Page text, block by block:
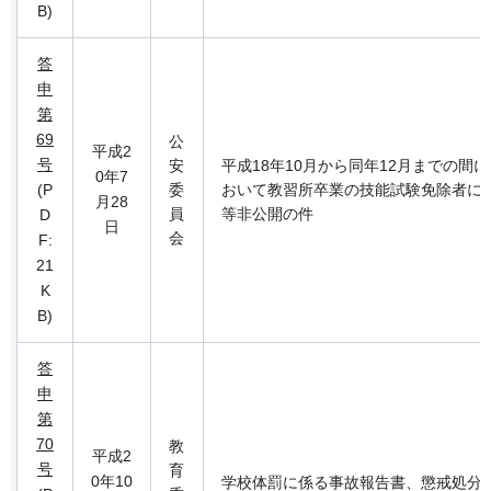
B)
答
申
第
69
号
(P
D
F:
21
K
B)
平成2
0年7
月28
日
公
安
委
員
会
平成18年10月から同年12月までの間
おいて教習所卒業の技能試験免除者に
等非公開の件
答
申
第
70
号
平成2
0年10
教
育
学校体罰に係る事故報告書、懲戒処分